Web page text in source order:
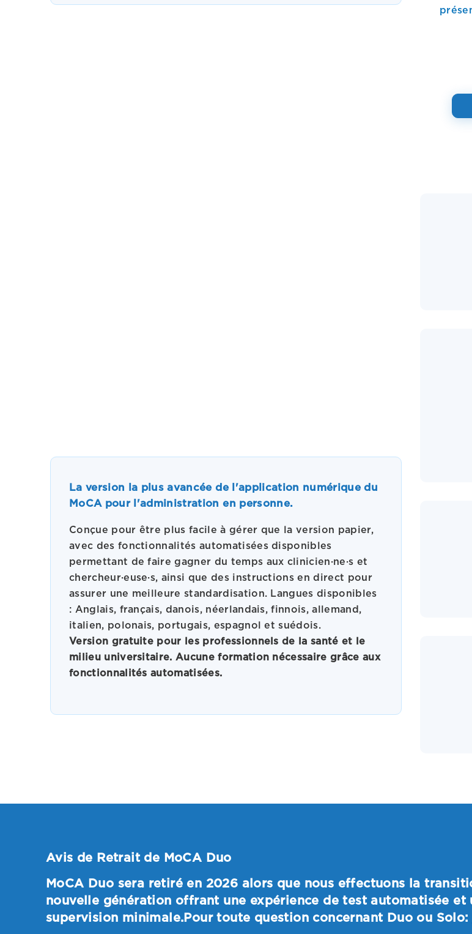
La version la plus avancée de l'application numérique du
MoCA pour l'administration en personne.
Conçue pour être plus facile à gérer que la version papier,
avec des fonctionnalités automatisées disponibles
permettant de faire gagner du temps aux clinicien·ne·s et
chercheur·euse·s, ainsi que des instructions en direct pour
assurer une meilleure standardisation. Langues disponibles
: Anglais, français, danois, néerlandais, finnois, allemand,
italien, polonais, portugais, espagnol et suédois.
Version gratuite pour les professionnels de la santé et le
milieu universitaire. Aucune formation nécessaire grâce aux
fonctionnalités automatisées.
Avis de Retrait de MoCA Duo
MoCA Duo sera retiré en 2026 alors que nous effectuons la
nouvelle génération offrant une expérience de test automatisée et
supervision minimale.Pour toute question concernant Duo ou Solo: